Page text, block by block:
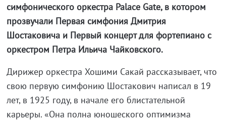
симфонического оркестра Palace Gate, в котором
прозвучали Первая симфония Дмитрия
Шостаковича и Первый концерт для фортепиано с
оркестром Петра Ильича Чайковского.
Дирижер оркестра Хошими Сакай рассказывает, что
свою первую симфонию Шостакович написал в 19
лет, в 1925 году, в начале его блистательной
карьеры. «Она полна юношеского оптимизма